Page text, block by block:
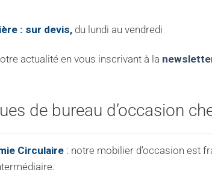
: sur devis, du lundi au vendredi
actualité en vous inscrivant à la
de bureau d’occasion
Circulaire : notre mobilier d’occasion est